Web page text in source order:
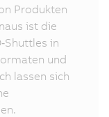
Produkten
ist die
in
und
lassen sich